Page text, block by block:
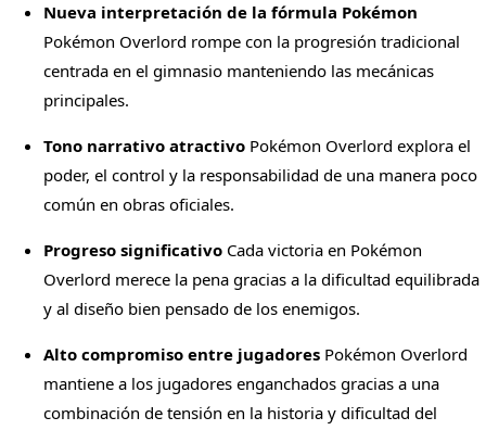
Nueva interpretación de la fórmula Pokémon
Pokémon Overlord rompe con la progresión tradicional
centrada en el gimnasio manteniendo las mecánicas
principales.
Tono narrativo atractivo Pokémon Overlord explora el
poder, el control y la responsabilidad de una manera poco
común en obras oficiales.
Progreso significativo Cada victoria en Pokémon
Overlord merece la pena gracias a la dificultad equilibrada
y al diseño bien pensado de los enemigos.
Alto compromiso entre jugadores Pokémon Overlord
mantiene a los jugadores enganchados gracias a una
combinación de tensión en la historia y dificultad del